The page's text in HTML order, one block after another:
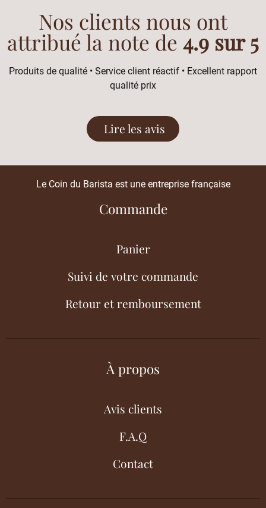
Nos clients nous ont
attribué la note de 4.9 sur 5
Produits de qualité • Service client réactif • Excellent rapport
qualité prix
Lire les avis
Le Coin du Barista est une entreprise française
Commande
Panier
Suivi de votre commande
Retour et remboursement
À propos
Avis clients
F.A.Q
Contact